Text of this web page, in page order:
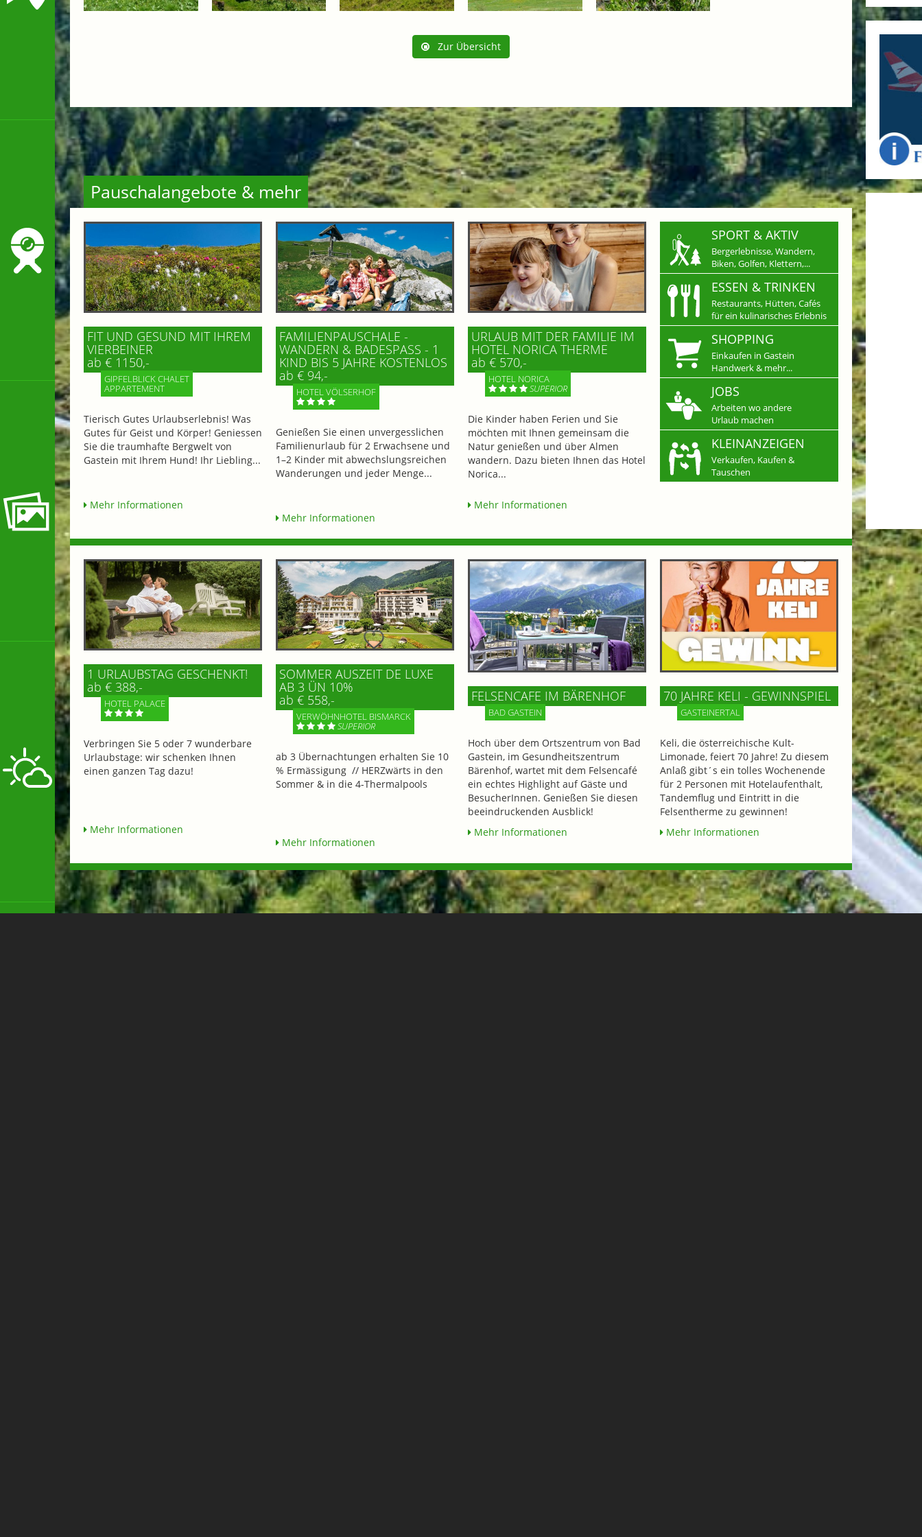
Zur Übersicht
Pauschalangebote & mehr
FIT UND GESUND MIT IHREM
VIERBEINER
ab € 1150,-
GIPFELBLICK CHALET
APPARTEMENT
Tierisch Gutes Urlaubserlebnis! Was
Gutes für Geist und Körper! Geniessen
Sie die traumhafte Bergwelt von
Gastein mit Ihrem Hund! Ihr Liebling...
Mehr Informationen
FAMILIENPAUSCHALE -
WANDERN & BADESPASS - 1 K
IND BIS 5 JAHRE KOSTENLOS
ab € 94,-
HOTEL VÖLSERHOF
Genießen Sie einen unvergesslichen
Familienurlaub für 2 Erwachsene und
1–2 Kinder mit abwechslungsreichen
Wanderungen und jeder Menge...
Mehr Informationen
URLAUB MIT DER FAMILIE IM
HOTEL NORICA THERME
ab € 570,-
HOTEL NORICA
SUPERIOR
Die Kinder haben Ferien und Sie
möchten mit Ihnen gemeinsam die
Natur genießen und über Almen
wandern. Dazu bieten Ihnen das Hotel
Norica...
Mehr Informationen
SPORT & AKTIV
Bergerlebnisse, Wandern,
Biken, Golfen, Klettern,...
ESSEN & TRINKEN
Restaurants, Hütten, Cafés
für ein kulinarisches Erlebnis
SHOPPING
Einkaufen in Gastein
Handwerk & mehr...
JOBS
Arbeiten wo andere
Urlaub machen
KLEINANZEIGEN
Verkaufen, Kaufen &
Tauschen
1 URLAUBSTAG GESCHENKT!
ab € 388,-
HOTEL PALACE
Verbringen Sie 5 oder 7 wunderbare
Urlaubstage: wir schenken Ihnen
einen ganzen Tag dazu!
Mehr Informationen
SOMMER AUSZEIT DE LUXE
AB 3 ÜN 10%
ab € 558,-
VERWÖHNHOTEL BISMARCK
SUPERIOR
ab 3 Übernachtungen erhalten Sie 10
% Ermässigung // HERZwärts in den
Sommer & in die 4-Thermalpools
Mehr Informationen
FELSENCAFE IM BÄRENHOF
BAD GASTEIN
Hoch über dem Ortszentrum von Bad
Gastein, im Gesundheitszentrum
Bärenhof, wartet mit dem Felsencafé
ein echtes Highlight auf Gäste und
BesucherInnen. Genießen Sie diesen
beeindruckenden Ausblick!
Mehr Informationen
70 JAHRE KELI - GEWINNSPIEL
GASTEINERTAL
Keli, die österreichische Kult-
Limonade, feiert 70 Jahre! Zu diesem
Anlaß gibt´s ein tolles Wochenende
für 2 Personen mit Hotelaufenthalt,
Tandemflug und Eintritt in die
Felsentherme zu gewinnen!
Mehr Informationen